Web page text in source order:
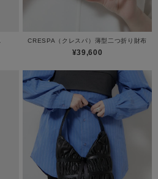
CRESPA（クレスパ）薄型二つ折り財布
¥39,600